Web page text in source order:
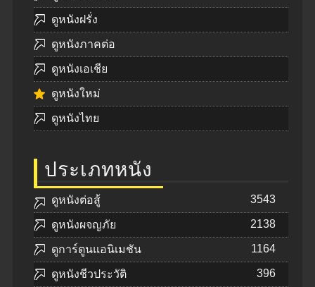
ดูหนังฝรั่ง
ดูหนังภาคต่อ
ดูหนังเอเชีย
ดูหนังใหม่
ดูหนังไทย
ประเภทหนัง
ดูหนังต่อสู้ 3543
ดูหนังผจญภัย 2138
ดูการ์ตูนแอนิเมชัน 1164
ดูหนังชีวประวัติ 396